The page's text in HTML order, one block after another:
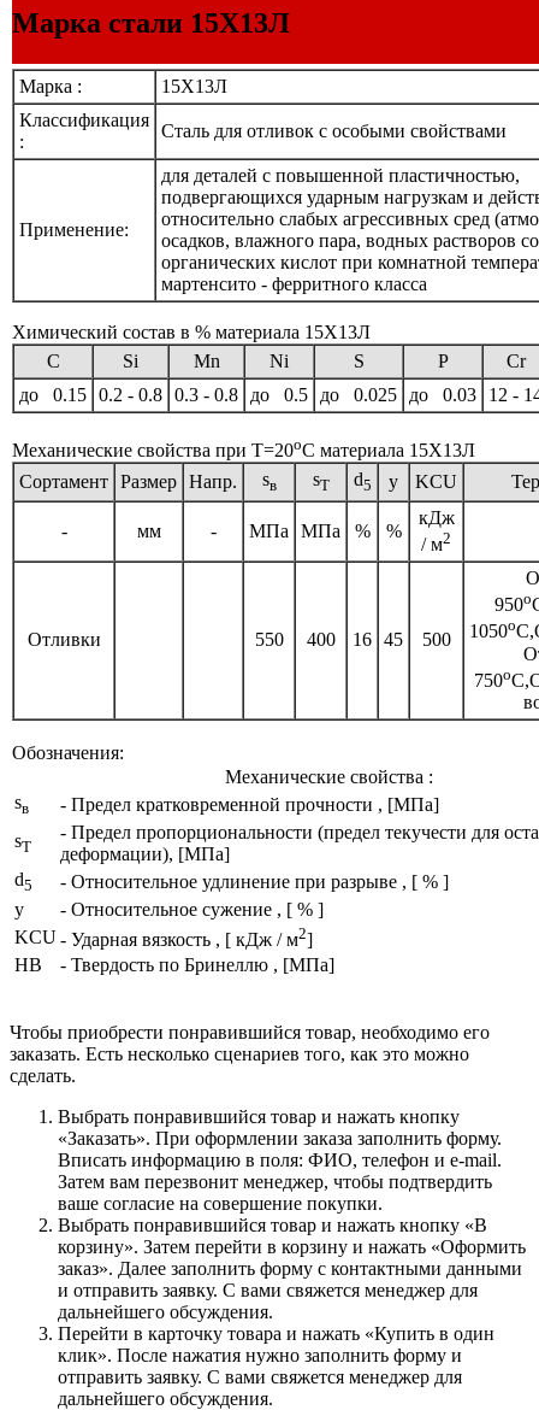
Марка стали 15Х13Л
Марка :
15Х13Л
Классификация
:
Сталь для отливок с особыми свойствами
Применение:
для деталей с повышенной пластичностью,
подвергающихся ударным нагрузкам и
относительно слабых агрессивных сред
осадков, влажного пара, водных растворов
органических кислот при комнатной
мартенсито - ферритного класса
Химический состав в % материала 15Х13Л
C
Si Mn Ni S P
Cr
до 0.15 0.2 - 0.8 0.3 - 0.8 до 0.5 до 0.025 до 0.03 12 -
Механические свойства при Т=20oС материала 15Х13Л
Сортамент Размер Напр. sв sT d5 y KCU
- мм - МПа МПа % %
кДж
/ м2
Отливки 550 400 16 45 500
950o
1050o
750o
Обозначения:
Механические свойства :
sв
- Предел кратковременной прочности , [МПа]
sT
- Предел пропорциональности (предел текучести для
деформации), [МПа]
d5
- Относительное удлинение при разрыве , [ % ]
y
- Относительное сужение , [ % ]
KCU- Ударная вязкость , [ кДж / м2]
HB
- Твердость по Бринеллю , [МПа]
Чтобы приобрести понравившийся товар, необходимо его
заказать. Есть несколько сценариев того, как это можно
сделать.
Выбрать понравившийся товар и нажать кнопку
«Заказать». При оформлении заказа заполнить форму.
Вписать информацию в поля: ФИО, телефон и e-mail.
Затем вам перезвонит менеджер, чтобы подтвердить
ваше согласие на совершение покупки.
Выбрать понравившийся товар и нажать кнопку «В
корзину». Затем перейти в корзину и нажать «Оформить
заказ». Далее заполнить форму с контактными данными
и отправить заявку. С вами свяжется менеджер для
дальнейшего обсуждения.
Перейти в карточку товара и нажать «Купить в один
клик». После нажатия нужно заполнить форму и
отправить заявку. С вами свяжется менеджер для
дальнейшего обсуждения.